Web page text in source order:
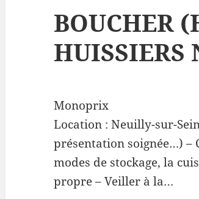
BOUCHER
HUISSIERS
Monoprix
Location :Neuilly-sur-
présentation soignée…) –
modes de stockage, la
propre – Veiller à la…